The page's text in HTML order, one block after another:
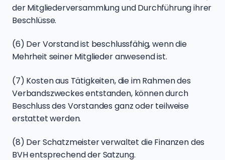
der Mitgliederversammlung und Durchführung ihrer
Beschlüsse.
(6) Der Vorstand ist beschlussfähig, wenn die
Mehrheit seiner Mitglieder anwesend ist.
(7) Kosten aus Tätigkeiten, die im Rahmen des
Verbandszweckes entstanden, können durch
Beschluss des Vorstandes ganz oder teilweise
erstattet werden.
(8) Der Schatzmeister verwaltet die Finanzen des
BVH entsprechend der Satzung.